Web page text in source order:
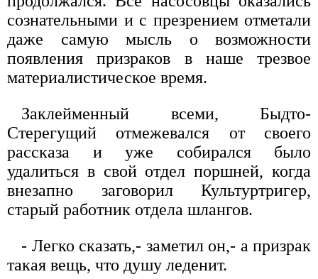
сознательными и с презрением отметали
даже самую мысль о возможности
появления призраков в наше трезвое
материалистическое время.
Заклейменный всеми, Быдто-
Стерегущий отмежевался от своего
рассказа и уже собирался было
удалиться в свой отдел поршней, когда
внезапно заговорил Культуртригер,
старый работник отдела шлангов.
- Легко сказать,- заметил он,- а призрак
такая вещь, что душу леденит.